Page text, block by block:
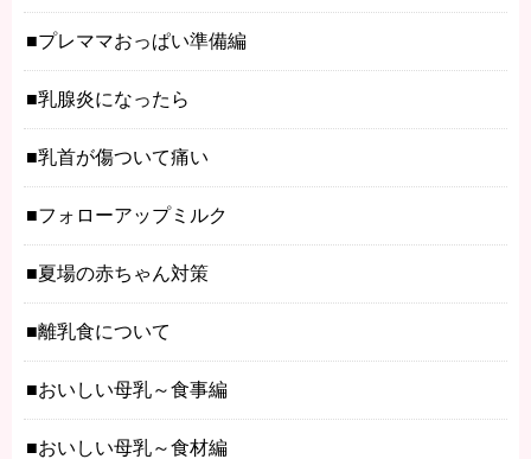
プレママおっぱい準備編
乳腺炎になったら
乳首が傷ついて痛い
フォローアップミルク
夏場の赤ちゃん対策
離乳食について
おいしい母乳～食事編
おいしい母乳～食材編